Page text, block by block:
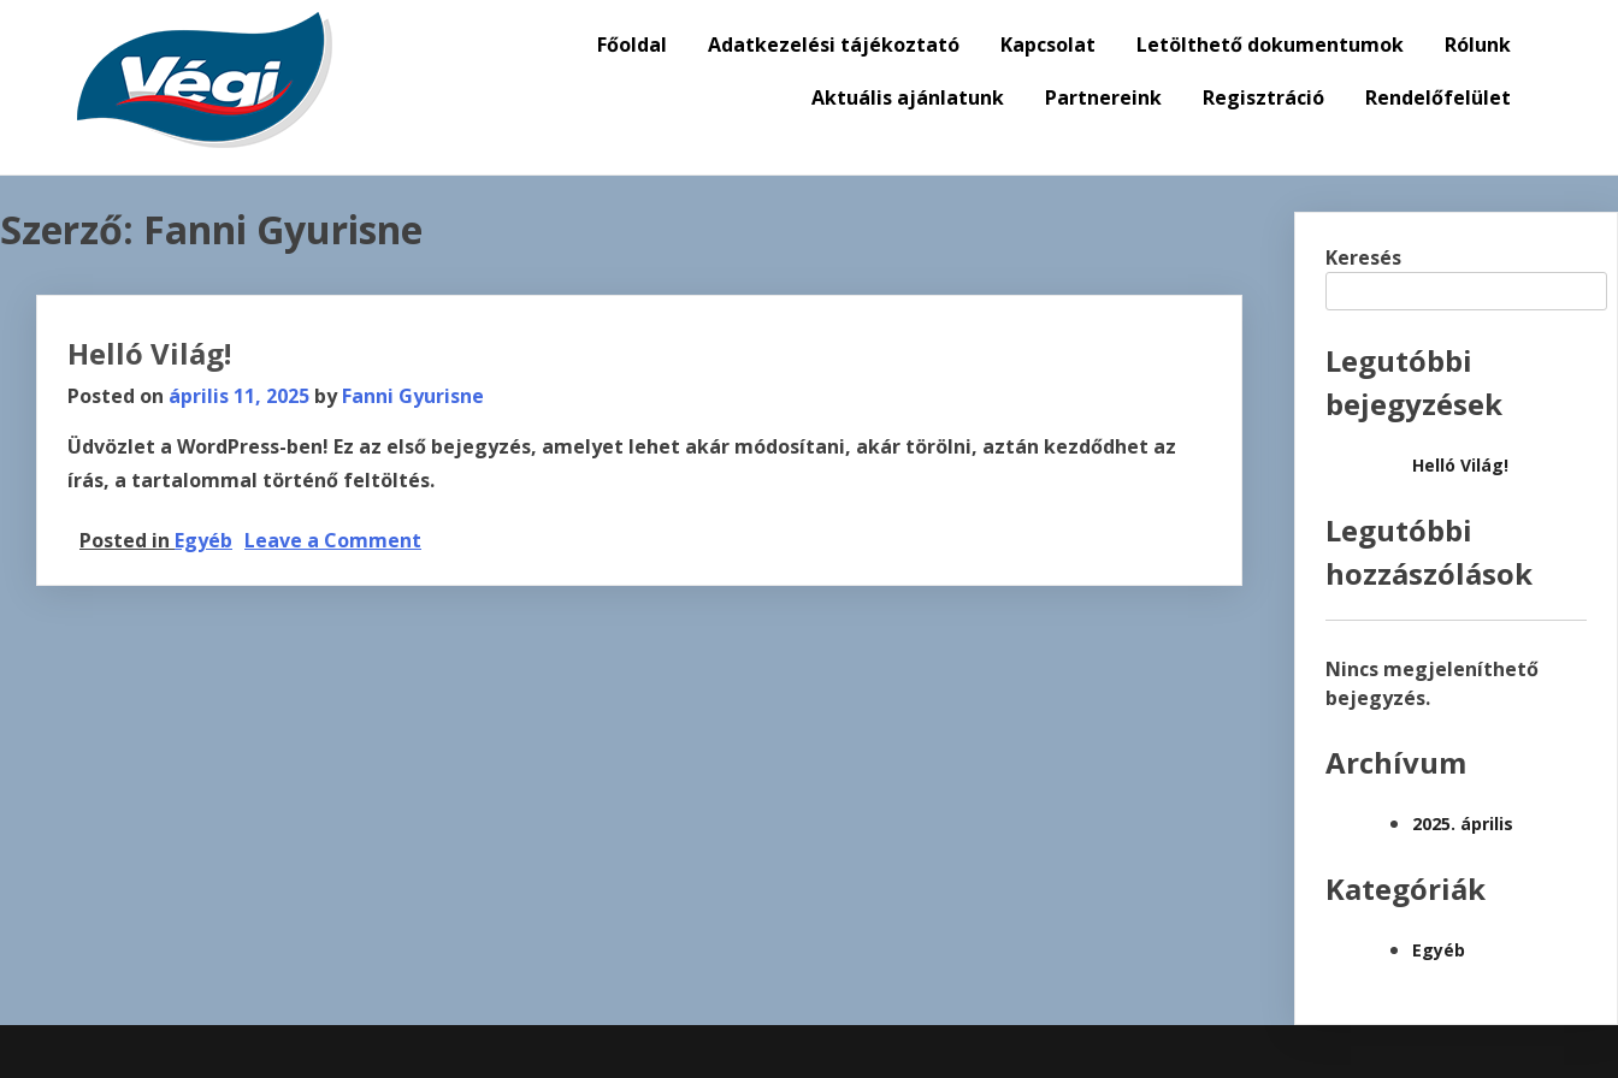
Főoldal Adatkezelési tájékoztató Kapcsolat Letölthető dokumentumok
Rólunk
Aktuális ajánlatunk
Partnereink Regisztráció Rendelőfelület
Szerző: Fanni Gyurisne
Helló Világ!
Posted on április 11, 2025 byFanni Gyurisne
Üdvözlet a WordPress-ben! Ez az első bejegyzés, amelyet lehet akár módosítani, akár törölni, aztán kezdődhet az
írás, a tartalommal történő feltöltés.
Posted in Egyéb Leave a Comment
Keresés
Legutóbbi
bejegyzések
Helló Világ!
Legutóbbi
hozzászólások
Nincs megjeleníthető
bejegyzés.
Archívum
2025. április
Kategóriák
Egyéb